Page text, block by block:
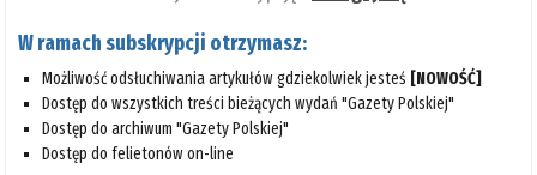
W ramach subskrypcji otrzymasz:
Możliwość odsłuchiwania artykułów gdziekolwiek jesteś [NOWOŚĆ]
Dostęp do wszystkich treści bieżących wydań "Gazety Polskiej"
Dostęp do archiwum "Gazety Polskiej"
Dostęp do felietonów on-line